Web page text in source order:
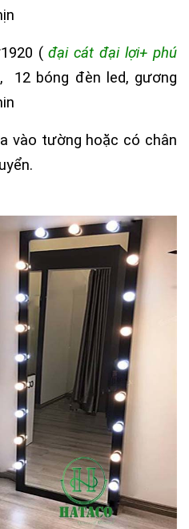
(đại cát đại lợi+ phú
12 bóng đèn led, gương
vào tường hoặc có chân